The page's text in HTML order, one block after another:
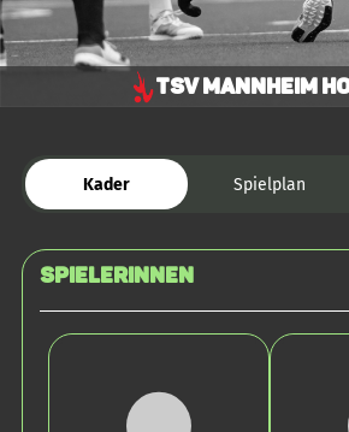
TSV Mannheim
Kader Spielplan
SPIELERINNEN